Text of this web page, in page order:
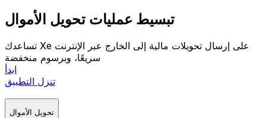
تبسيط عمليات تحويل الأموال
تساعدك Xe على إرسال تحويلات مالية إلى الخارج عبر الإنترنت
سريعًا، وبرسوم منخفضة
ابدأ
تنزل التطبيق
تحويل الأموال